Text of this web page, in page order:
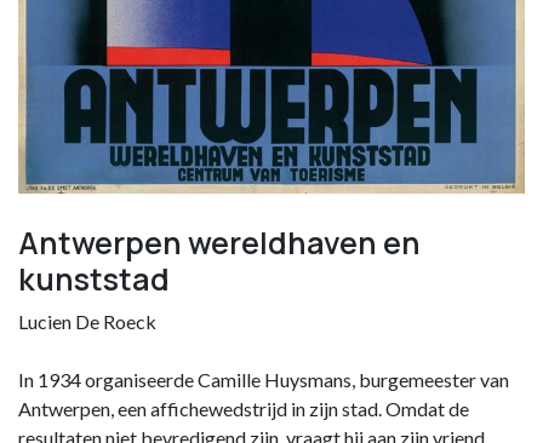
Antwerpen wereldhaven en
kunststad
Lucien De Roeck
In 1934 organiseerde Camille Huysmans, burgemeester van
Antwerpen, een affichewedstrijd in zijn stad. Omdat de
resultaten niet bevredigend zijn, vraagt hij aan zijn vriend